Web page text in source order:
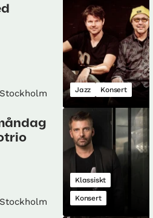
Jazz Konsert
Klassiskt
Konsert